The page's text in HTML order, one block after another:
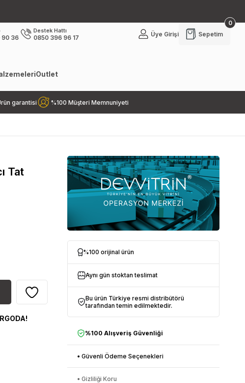
90 36
Destek Hattı
0850 396 96 17 Üye Girişi Sepetim
0
Outlet
garantisi %100 Müşteri Memnuniyeti
Tat
%100 orijinal ürün
Aynı gün stoktan teslimat
Bu ürün Türkiye resmi distribütörü
tarafından temin edilmektedir.
%100 Alışveriş Güvenliği
• Güvenli Ödeme Seçenekleri
• Gizliliği Koru